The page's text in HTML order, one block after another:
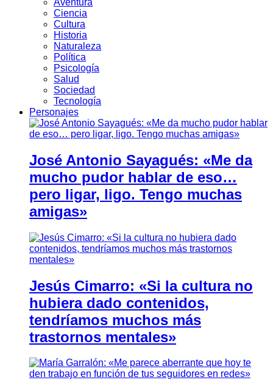
Ciencia
Cultura
Historia
Naturaleza
Política
Psicología
Salud
Sociedad
Tecnología
Personajes
José Antonio Sayagués: «Me da
mucho pudor hablar de eso…
pero ligar, ligo. Tengo muchas
amigas»
Jesús Cimarro: «Si la cultura no
hubiera dado contenidos,
tendríamos muchos más
trastornos mentales»